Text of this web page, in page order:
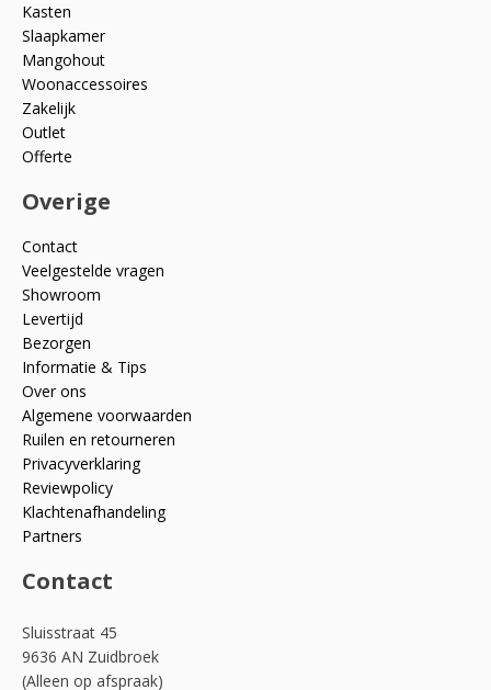
Kasten
Slaapkamer
Mangohout
Woonaccessoires
Zakelijk
Outlet
Offerte
Overige
Contact
Veelgestelde vragen
Showroom
Levertijd
Bezorgen
Informatie & Tips
Over ons
Algemene voorwaarden
Ruilen en retourneren
Privacyverklaring
Reviewpolicy
Klachtenafhandeling
Partners
Contact
Sluisstraat 45
9636 AN Zuidbroek
(Alleen op afspraak)